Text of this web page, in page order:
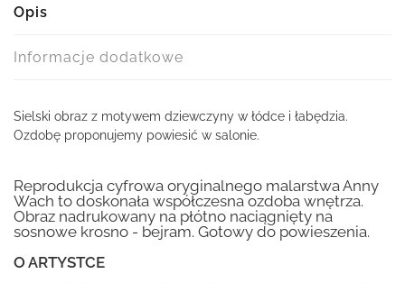
Opis
Informacje dodatkowe
Sielski obraz z motywem dziewczyny w łódce i łabędzia.
Ozdobę proponujemy powiesić w salonie.
Reprodukcja cyfrowa oryginalnego malarstwa Anny
Wach to doskonała współczesna ozdoba wnętrza.
Obraz nadrukowany na płótno naciągnięty na
sosnowe krosno - bejram. Gotowy do powieszenia.
O ARTYSTCE